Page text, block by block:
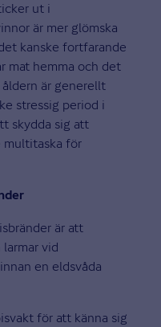
ut i
är mer glömska
kanske fortfarande
mat hemma och det
är generellt
stressig period i
skydda sig att
multitaska för
är att
vid
en eldsvåda
för att känna sig